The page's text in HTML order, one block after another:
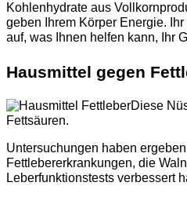
Kohlenhydrate aus
geben Ihrem Körper Energie.
auf, was Ihnen helfen kann, Ihr
Hausmittel gegen
Diese
Fettsäuren.
Untersuchungen haben
Fettlebererkrankungen, die
Leberfunktionstests verbessert